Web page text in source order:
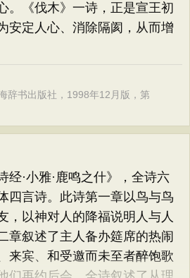
。《伐木》一诗，正是宣王初
安定人心、消除隔阂，从而增
辞书出版社，1998年12月版，第
·小雅·鹿鸣之什》，全诗六
四言诗。此诗第一章以鸟与鸟
，以神对人的降福说明人与人
章叙述了主人备办筵席的热闹
来宾、和受邀而未至者醉饱歌